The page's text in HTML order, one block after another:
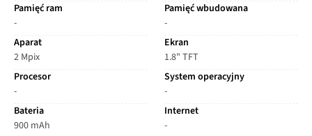
Pamięć ram
-
Aparat
2 Mpix
Procesor
-
Bateria
900 mAh
Pamięć wbudowana
-
Ekran
1.8" TFT
System operacyjny
-
Internet
-